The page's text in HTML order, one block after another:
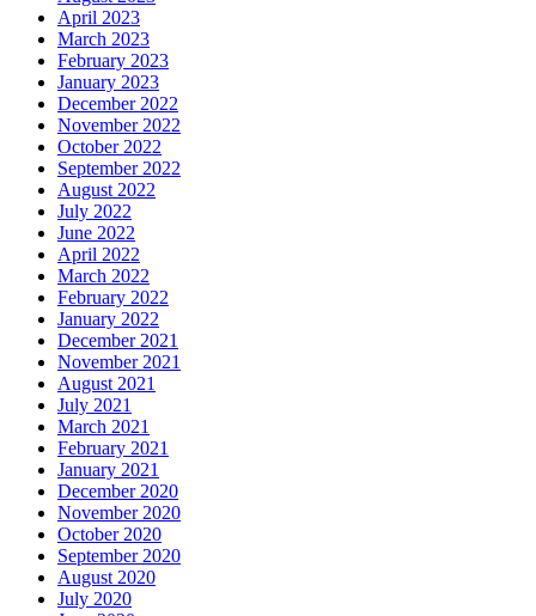
April 2023
March 2023
February 2023
January 2023
December 2022
November 2022
October 2022
September 2022
August 2022
July 2022
June 2022
April 2022
March 2022
February 2022
January 2022
December 2021
November 2021
August 2021
July 2021
March 2021
February 2021
January 2021
December 2020
November 2020
October 2020
September 2020
August 2020
July 2020